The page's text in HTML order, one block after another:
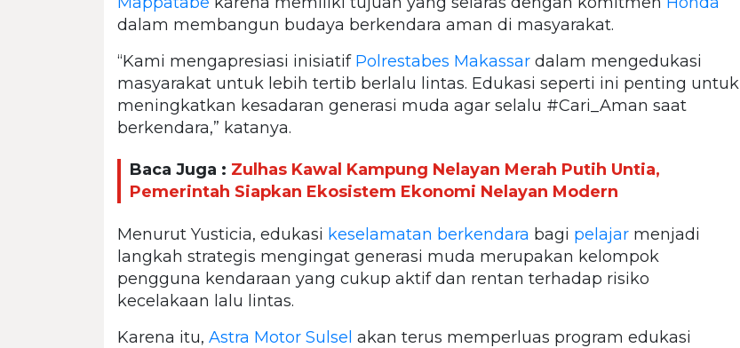
dalam membangun budaya berkendara aman di masyarakat.
“Kami mengapresiasi inisiatif Polrestabes Makassar dalam mengedukasi
masyarakat untuk lebih tertib berlalu lintas. Edukasi seperti ini penting untuk
meningkatkan kesadaran generasi muda agar selalu #Cari_Aman saat
berkendara,” katanya.
Baca Juga : Zulhas Kawal Kampung Nelayan Merah Putih Untia,
Pemerintah Siapkan Ekosistem Ekonomi Nelayan Modern
Menurut Yusticia, edukasi keselamatan berkendara bagi pelajar menjadi
langkah strategis mengingat generasi muda merupakan kelompok
pengguna kendaraan yang cukup aktif dan rentan terhadap risiko
kecelakaan lalu lintas.
Karena itu, Astra Motor Sulsel akan terus memperluas program edukasi